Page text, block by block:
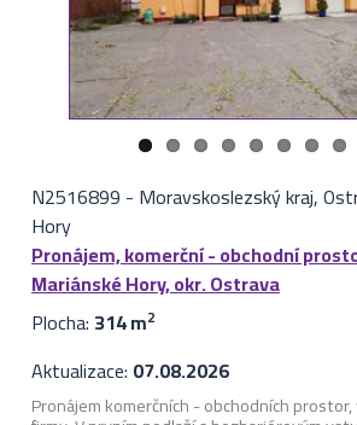
N2516899 - Moravskoslezský kraj,
Hory
Pronájem, komerční - obchodní
Mariánské Hory, okr. Ostrava
Plocha: 314 m2
Aktualizace: 07.08.2026
Pronájem komerčních - obchodních